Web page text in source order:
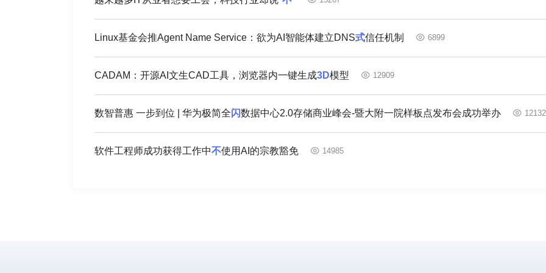
Linux基金会推Agent Name Service：欲为AI智能体建立DNS式信任机制 6899
CADAM：开源AI文生CAD工具，浏览器内一键生成3D模型 12909
数智普惠 一步到位 | 华为极简全闪数据中心2.0存储商业峰会-暨大附一院样板点发布会成功举办 12132
软件工程师成功获得工作中不使用AI的宗教豁免 14985